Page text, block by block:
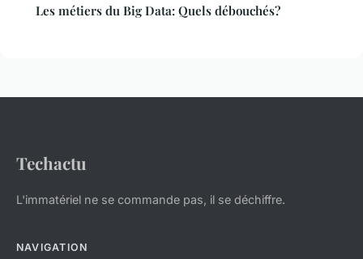
Les métiers du Big Data: Quels débouchés?
Techactu
L'immatériel ne se commande pas, il se déchiffre.
NAVIGATION